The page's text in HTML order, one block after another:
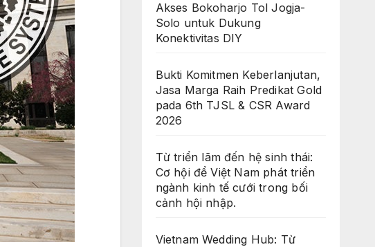
Akses Bokoharjo Tol Jogja-
Solo untuk Dukung
Konektivitas DIY
Bukti Komitmen Keberlanjutan,
Jasa Marga Raih Predikat Gold
pada 6th TJSL & CSR Award
2026
Từ triển lãm đến hệ sinh thái:
Cơ hội để Việt Nam phát triển
ngành kinh tế cưới trong bối
cảnh hội nhập.
Vietnam Wedding Hub: Từ